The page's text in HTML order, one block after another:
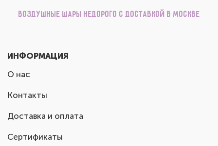
Воздушные шары недорого с доставкой в Москве
ИНФОРМАЦИЯ
О нас
Контакты
Доставка и оплата
Сертификаты